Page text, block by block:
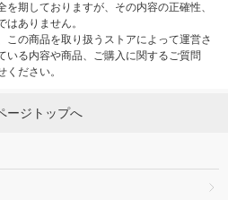
期しておりますが、その内容の正確性、
ありません。
この商品を取り扱うストアによって運営さ
いる内容や商品、ご購入に関するご質問
ださい。
ージトップへ